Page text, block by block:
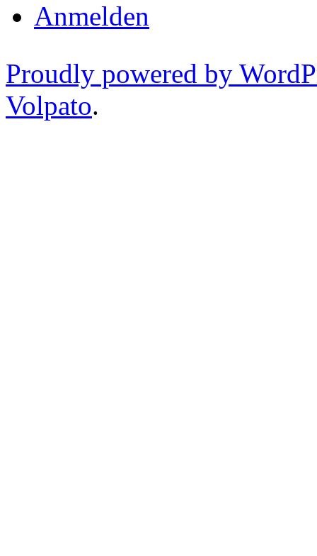
Anmelden
Proudly powered by
Volpato.